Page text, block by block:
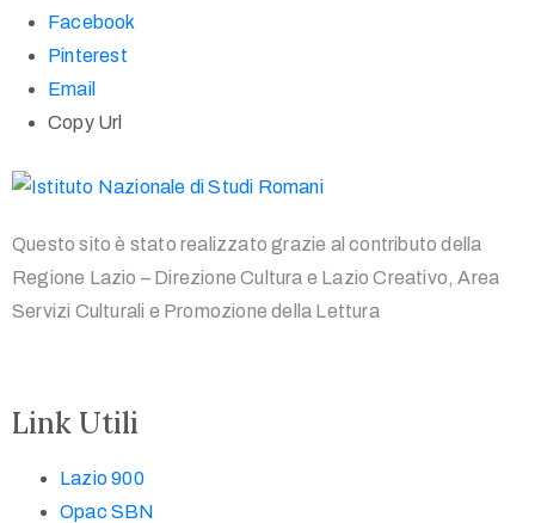
Facebook
Pinterest
Email
Copy Url
Questo sito è stato realizzato grazie al contributo della
Regione Lazio – Direzione Cultura e Lazio Creativo, Area
Servizi Culturali e Promozione della Lettura
Link Utili
Lazio 900
Opac SBN